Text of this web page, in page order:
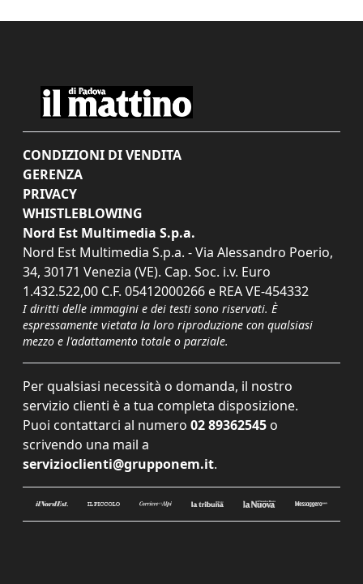
CONDIZIONI DI VENDITA
GERENZA
PRIVACY
WHISTLEBLOWING
Nord Est Multimedia S.p.a.
Nord Est Multimedia S.p.a. - Via Alessandro Poerio,
34, 30171 Venezia (VE). Cap. Soc. i.v. Euro
1.432.522,00 C.F. 05412000266 e REA VE-454332
I diritti delle immagini e dei testi sono riservati. È
espressamente vietata la loro riproduzione con qualsiasi
mezzo e l'adattamento totale o parziale.
Per qualsiasi necessità o domanda, il nostro
servizio clienti è a tua completa disposizione.
Puoi contattarci al numero 02 89362545 o
scrivendo una mail a
servizioclienti@grupponem.it.